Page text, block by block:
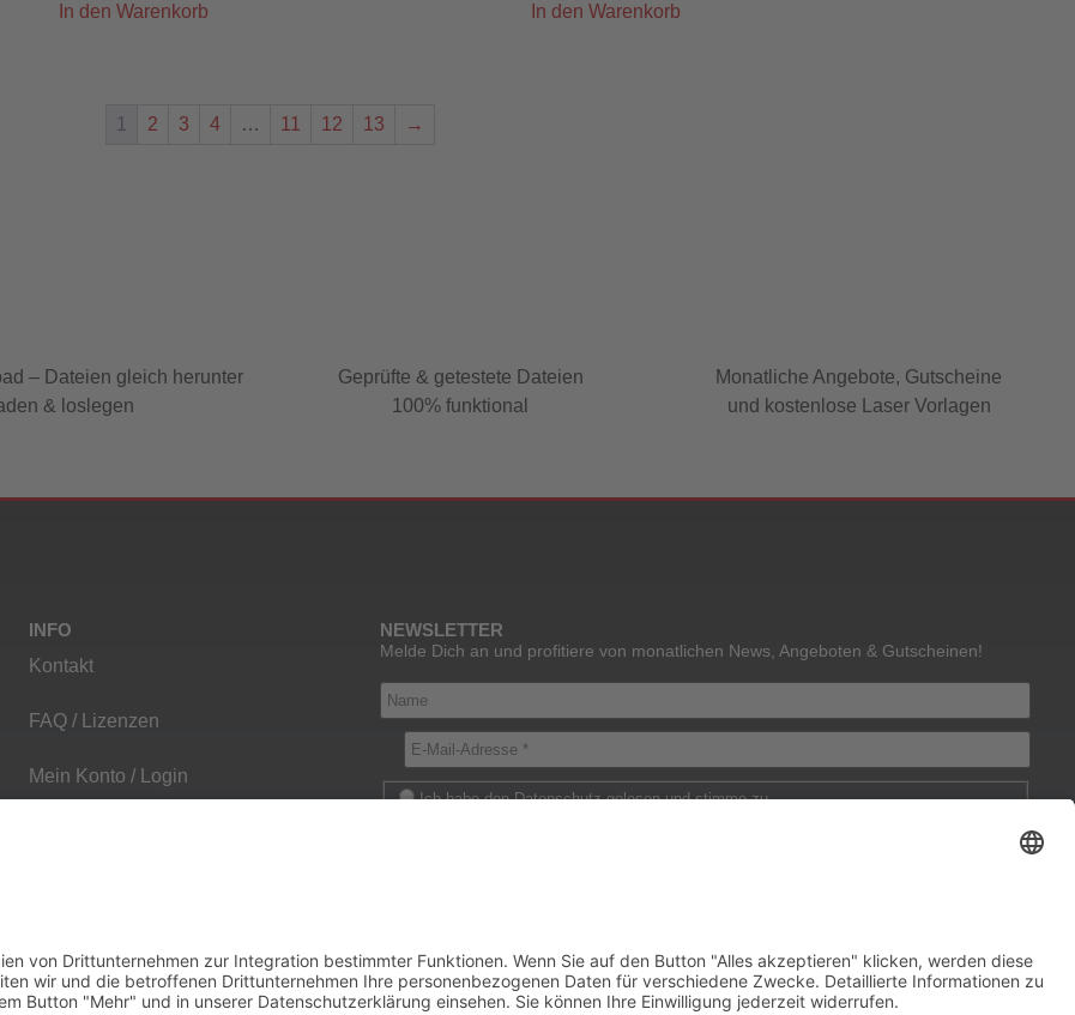
In den Warenkorb In den Warenkorb
1 2 3 4 … 11 12 13 →
– Dateien gleich herunter
& loslegen
Geprüfte & getestete Dateien
100% funktional
Monatliche Angebote, Gutscheine
und kostenlose Laser Vorlagen
INFO
Kontakt
FAQ / Lizenzen
Mein Konto / Login
NEWSLETTER
Melde Dich an und profitiere von monatlichen News, Angeboten & Gutscheinen!
Ich habe den Datenschutz gelesen und stimme zu.